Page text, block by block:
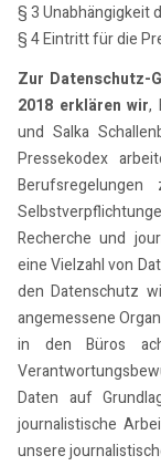
§ 3 Unabhängigkeit
§ 4 Eintritt für die
Zur Datenschutz-
2018 erklären wir,
und Salka
Pressekodex
Recherche und
eine Vielzahl von
den Datenschutz
angemessene
in den Büros
Daten auf
journalistische
unsere